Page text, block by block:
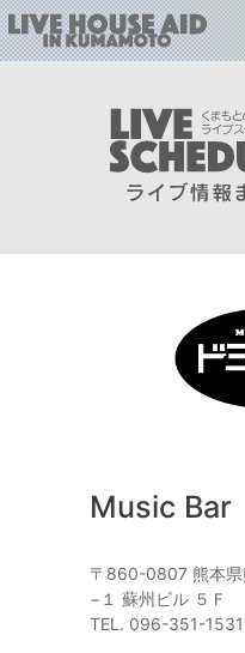
Music Bar
〒860-0807 熊本県
−１ 蘇州ビル ５Ｆ
TEL. 096-351-1531